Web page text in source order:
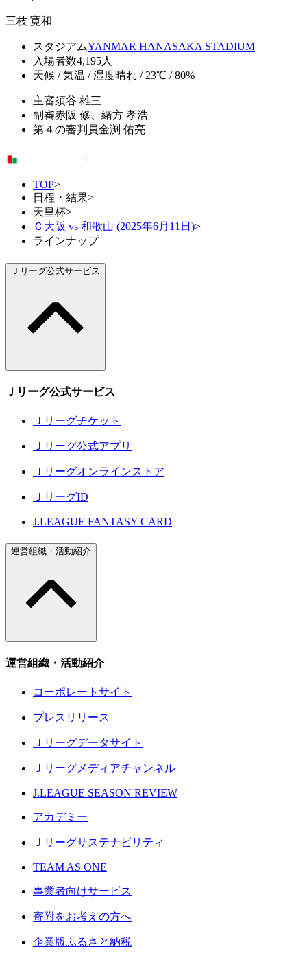
三枝 寛和
スタジアムYANMAR HANASAKA STADIUM
入場者数4,195人
天候 / 気温 / 湿度晴れ / 23℃ / 80%
主審須谷 雄三
副審赤阪 修、緒方 孝浩
第４の審判員金渕 佑亮
TOP>
日程・結果>
天皇杯>
Ｃ大阪 vs 和歌山 (2025年6月11日)>
ラインナップ
Ｊリーグ公式サービス
Ｊリーグ公式サービス
Ｊリーグチケット
Ｊリーグ公式アプリ
Ｊリーグオンラインストア
ＪリーグID
J.LEAGUE FANTASY CARD
運営組織・活動紹介
運営組織・活動紹介
コーポレートサイト
プレスリリース
Ｊリーグデータサイト
Ｊリーグメディアチャンネル
J.LEAGUE SEASON REVIEW
アカデミー
Ｊリーグサステナビリティ
TEAM AS ONE
事業者向けサービス
寄附をお考えの方へ
企業版ふるさと納税